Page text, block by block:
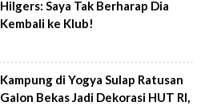
Hilgers: Saya Tak Berharap Dia
Kembali ke Klub!
Kampung di Yogya Sulap Ratusan
Galon Bekas Jadi Dekorasi HUT RI,